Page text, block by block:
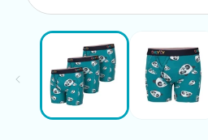
openen
modaal